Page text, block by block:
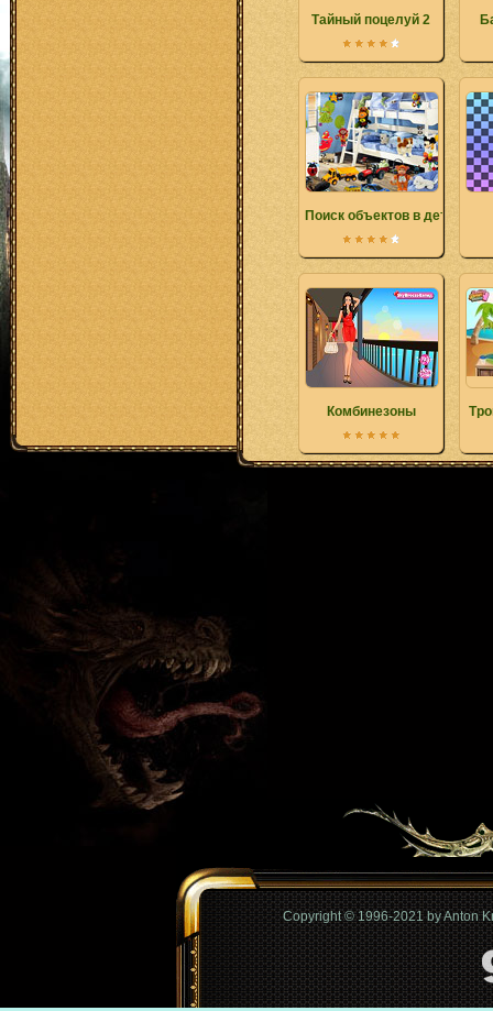
Тайный поцелуй 2
Поиск объектов в детской
Комбинезоны
Copyright © 1996-2021 by Anton